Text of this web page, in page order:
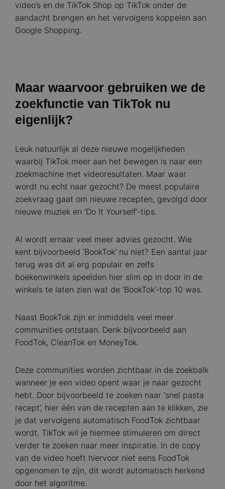
video’s en de TikTok Shop op TikTok onder de
aandacht brengen en het vervolgens koppelen aan
Google Shopping.
Maar waarvoor gebruiken we de
zoekfunctie van TikTok nu
eigenlijk?
Leuk natuurlijk al deze nieuwe mogelijkheden
waarbij TikTok meer aan het bewegen is naar een
zoekmachine met videoresultaten. Maar waar
wordt nu echt naar gezocht? De meest populaire
zoekvraag gaat om nieuwe recepten, gevolgd door
nieuwe muziek en ‘Do It Yourself’-tips.
Al wordt ernaar veel meer advies gezocht. Wie
kent bijvoorbeeld ‘BookTok’ nu niet? Een aantal jaar
terug was dit al erg populair en zelfs
boekenwinkels speelden hier slim op in door in de
winkels te laten zien wat de ‘BookTok’-top 10 was.
Naast BookTok zijn er inmiddels veel meer
communities ontstaan. Denk bijvoorbeeld aan
FoodTok, CleanTok en MoneyTok.
Deze communities worden zichtbaar in de zoekbalk
wanneer je een video opent waar je naar gezocht
hebt. Door bijvoorbeeld te zoeken naar ‘snel pasta
recept’, hier één van de recepten aan te klikken, zie
je dat vervolgens automatisch FoodTok zichtbaar
wordt. TikTok wil je hiermee stimuleren om direct
verder te zoeken naar meer inspiratie. In de copy
van de video hoeft hiervoor niet eens FoodTok
opgenomen te zijn, dit wordt automatisch herkend
door het algoritme.